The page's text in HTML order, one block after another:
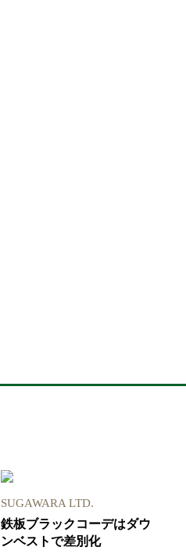
SUGAWARA LTD.
鉄板ブラックコーデはダウ
ンベストで差別化